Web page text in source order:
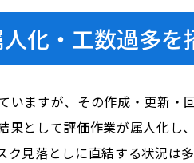
化・工数過多を
ますが、その作成・更新
として評価作業が属人化
見落としに直結する状況は